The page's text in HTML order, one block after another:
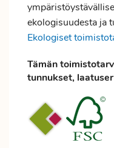
ekologisuudesta ja
Ekologiset
Tämän
tunnukset,